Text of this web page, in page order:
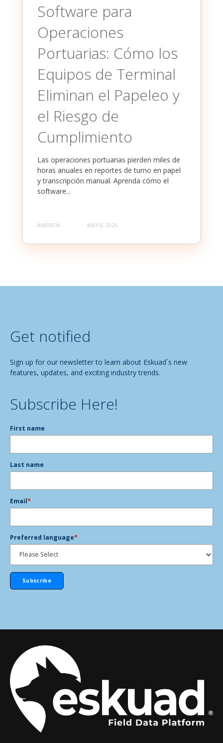
Software para
Operaciones
Portuarias: Cómo los
Equipos de Terminal
Eliminan el Papeleo y
el Riesgo de
Cumplimiento
Las operaciones portuarias pierden miles de
horas anuales en reportes de turno en papel
y transcripción manual. Aprenda cómo el
software...
ANDREW MAY 8, 2026
Get notified
Sign up for our newsletter to learn about Eskuad´s new
features, updates, and exciting industry trends.
Subscribe Here!
First name
Last name
Email*
Preferred language*